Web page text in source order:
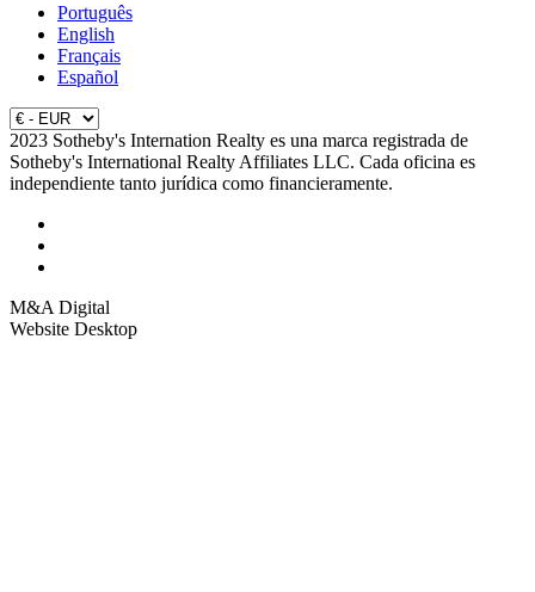
Português
English
Français
Español
2023 Sotheby's Internation Realty es una marca registrada de
Sotheby's International Realty Affiliates LLC. Cada oficina es
independiente tanto jurídica como financieramente.
M&A Digital
Website Desktop